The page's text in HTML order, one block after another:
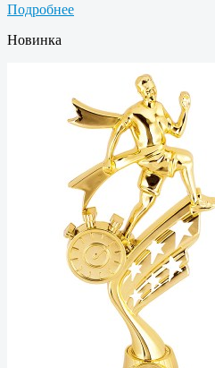
Подробнее
Новинка